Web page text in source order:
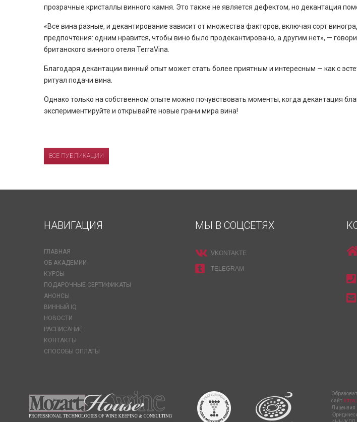
прозрачные кристаллы винного камня. Это также не является дефектом, но декантация
«Все вина разные, и декантирование зависит от множества факторов, включая сорт
предпочтения: одним нравится, чтобы вино было продекантировано, а другим нет», —
британского винного отеля TerraVina.
Благодаря декантации винный опыт может стать более приятным и интересным — как с
ритуал подачи вина.
Однако только на собственном опыте можно почувствовать моменты, когда декантация
экспериментируйте и открывайте новые грани мира вина!
ВСЕ ПУБЛИКАЦИИ
НАВИГАЦИЯ
ГЛАВНАЯ
ОБ АКАДЕМИИ
КУРСЫ
ПОДАРОЧНЫЕ СЕРТИФИКАТЫ
АНОНСЫ
ВИННЫЙ IQ
НОВОСТИ
РАСПИСАНИЕ
КОНТАКТЫ
СПОСОБЫ ОПЛАТЫ
МЫ В СОЦСЕТЯХ
VKONTAKTE
TELEGRAM
сайт
Лицензия